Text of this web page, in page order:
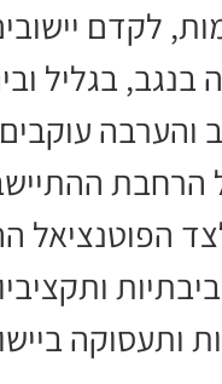
לקדם
בנגב, בגליל
והערבה
הרחבת
הפוטנציאל
ותעסוקה